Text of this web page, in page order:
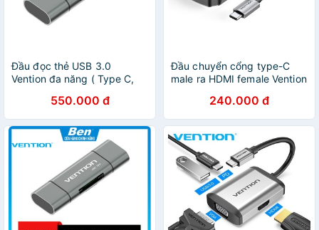
Đầu đọc thẻ USB 3.0
Vention đa năng ( Type C,
cho điện thoại và máy tính
550.000 đ
Đầu chuyển cổng type-C
male ra HDMI female Vention
240.000 đ